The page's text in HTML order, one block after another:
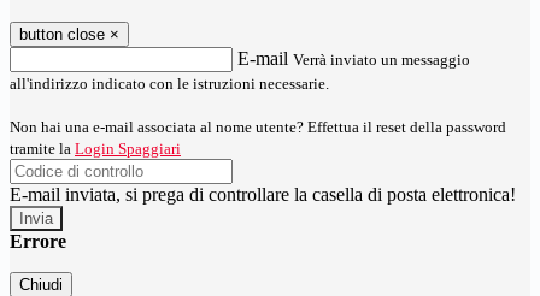
button close ×
E-mail Verrà inviato un messaggio
all'indirizzo indicato con le istruzioni necessarie.
Non hai una e-mail associata al nome utente? Effettua il reset della password
tramite la Login Spaggiari
E-mail inviata, si prega di controllare la casella di posta elettronica!
Errore
Chiudi